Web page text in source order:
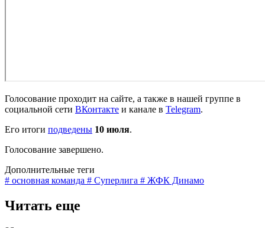
Голосование проходит на сайте, а также в нашей группе в
социальной сети ВКонтакте и канале в Telegram.
Его итоги подведены 10 июля.
Голосование завершено.
Дополнительные теги
# основная команда # Суперлига # ЖФК Динамо
Читать еще